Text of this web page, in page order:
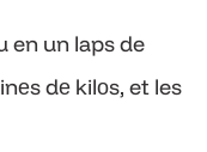
en un laps de
dе kilоs, et les